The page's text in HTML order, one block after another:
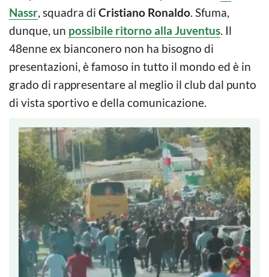
Nassr, squadra di Cristiano Ronaldo. Sfuma,
dunque, un possibile ritorno alla Juventus. Il
48enne ex bianconero non ha bisogno di
presentazioni, è famoso in tutto il mondo ed è in
grado di rappresentare al meglio il club dal punto
di vista sportivo e della comunicazione.